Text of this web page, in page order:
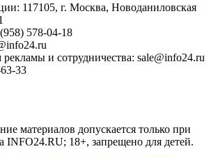
117105, г. Москва, Новоданиловская
578-04-18
и сотрудничества: sale@info24.ru
33
материалов допускается только при
INFO24.RU; 18+, запрещено для детей.